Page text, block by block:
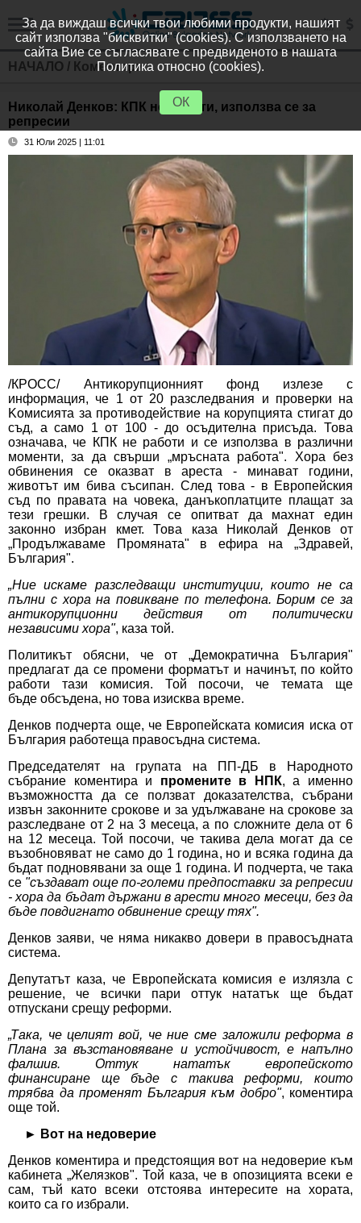
НАЧАЛО / Коментари
Николай Денков: КПК не работи, използва се за
репресии
31 Юли 2025 | 11:01
/КРОСС/ Антикорупционният фонд излезе с
информация, че 1 от 20 разследвания и проверки на
Kомисията за противодействие на корупцията стигат до
съд, а само 1 от 100 - до осъдителна присъда. Това
означава, че КПК не работи и се използва в различни
моменти, за да свърши „мръсната работа". Хора без
обвинения се оказват в ареста - минават години,
животът им бива съсипан. След това - в Европейския
съд по правата на човека, данъкоплатците плащат за
тези грешки. В случая се опитват да махнат един
законно избран кмет. Това каза Николай Денков от
„Продължаваме Промяната" в ефира на „Здравей,
България".
„Ние искаме разследващи институции, които не са
пълни с хора на повикване по телефона. Борим се за
антикорупционни действия от политически
независими хора", каза той.
Политикът обясни, че от „Демократична България"
предлагат да се промени форматът и начинът, по който
работи тази комисия. Той посочи, че темата ще
бъде обсъдена, но това изисква време.
Денков подчерта още, че Европейската комисия иска от
България работеща правосъдна система.
Председателят на групата на ПП-ДБ в Народното
събрание коментира и промените в НПК, а именно
възможността да се ползват доказателства, събрани
извън законните срокове и за удължаване на срокове за
разследване от 2 на 3 месеца, а по сложните дела от 6
на 12 месеца. Той посочи, че такива дела могат да се
възобновяват не само до 1 година, но и всяка година да
бъдат подновявани за още 1 година. И подчерта, че така
се "създават още по-големи предпоставки за репресии
- хора да бъдат държани в арести много месеци, без да
бъде повдигнато обвинение срещу тях".
Денков заяви, че няма никакво довери в правосъдната
система.
Депутатът каза, че Европейската комисия е излязла с
решение, че всички пари оттук нататък ще бъдат
отпускани срещу реформи.
„Така, че целият вой, че ние сме заложили реформа в
Плана за възстановяване и устойчивост, е напълно
фалшив. Оттук нататък европейското
финансиране ще бъде с такива реформи, които
трябва да променят България към добро", коментира
още той.
► Вот на недоверие
Денков коментира и предстоящия вот на недоверие към
кабинета „Желязков". Той каза, че в опозицията всеки е
сам, тъй като всеки отстоява интересите на хората,
които са го избрали.
За да виждаш всички твои любими продукти, нашият
сайт използва "бисквитки" (cookies). С използването на
сайта Вие се съгласявате с предвиденото в нашата
Политика относно (cookies).
ОК